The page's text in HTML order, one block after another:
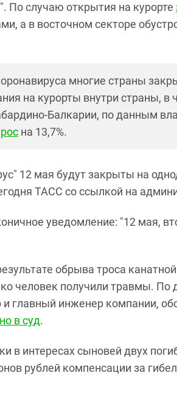
По случаю открытия на курорте
а в восточном секторе
многие страны
на курорты внутри страны, в
Балкарии, по данным
на 13,7%.
12 мая будут закрыты на
ТАСС со ссылкой на
уведомление: "12 мая,
обрыва троса
человек получили травмы. По
главный инженер компании,
в суд.
в интересах сыновей двух
рублей компенсации за